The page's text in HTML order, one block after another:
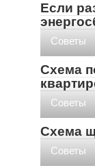
Если
Советы
Схема
Советы
Схема
Советы